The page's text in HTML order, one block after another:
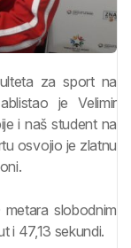
za sport na
je Velimir
i naš student na
osvojio je zlatnu
slobodnim
i 47,13 sekundi.